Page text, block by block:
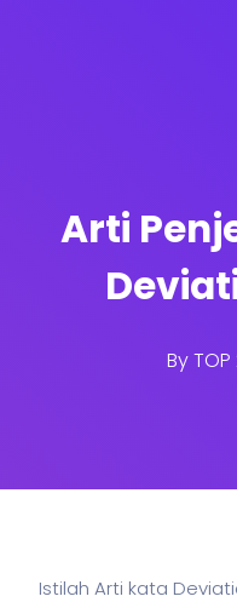
Arti
ByTOP
Istilah Arti kata